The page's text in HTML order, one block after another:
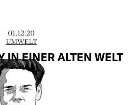
01.12.20
UMWELT
IN EINER ALTEN WELT